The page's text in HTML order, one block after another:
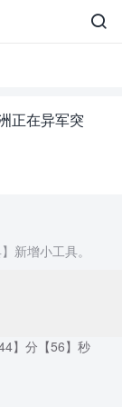

正在异军突
新增小工具。
】分【57】秒